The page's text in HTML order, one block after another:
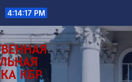
4:14:19 PM